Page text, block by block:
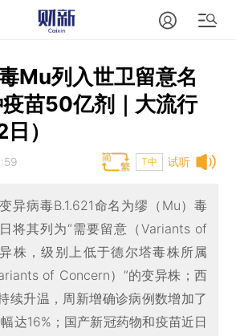
Mu列入世卫留意名
苗50亿剂｜大流行
）
试听
T中
异病毒B.1.621命名为缪（Mu）毒
将其列为“需要留意（Variants of
株，级别上低于德尔塔毒株所属
of Concern）”的变异株；西
续升温，周新增确诊病例数增加了
达16%；国产新冠药物和疫苗近日